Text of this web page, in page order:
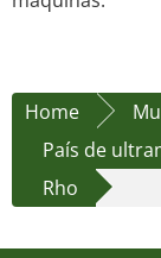
Home
País de
Rho